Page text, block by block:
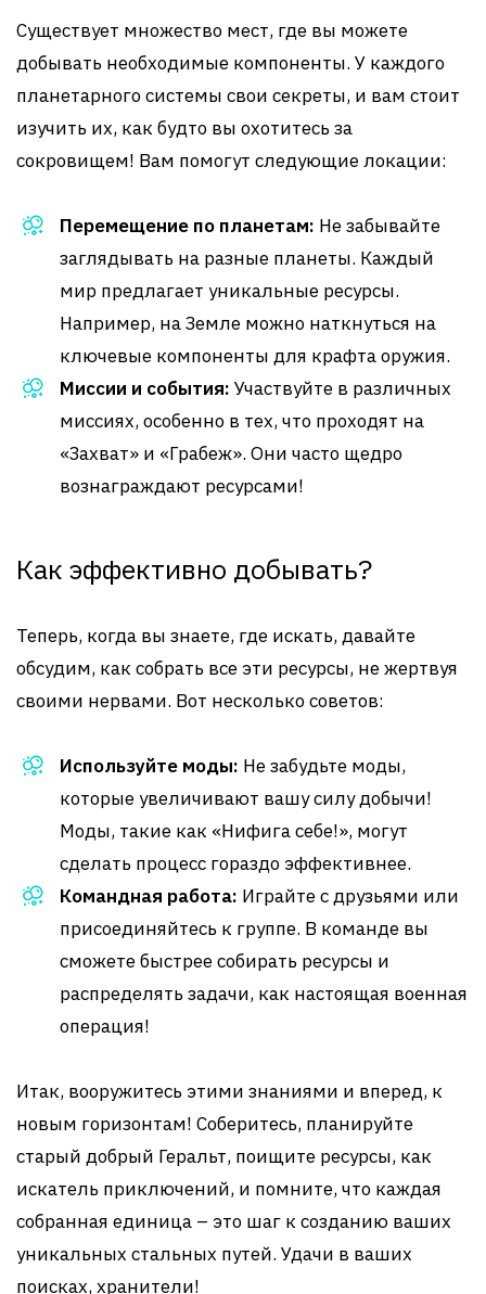
Существует множество мест, где вы можете
добывать необходимые компоненты. У каждого
планетарного системы свои секреты, и вам стоит
изучить их, как будто вы охотитесь за
сокровищем! Вам помогут следующие локации:
Перемещение по планетам: Не забывайте
заглядывать на разные планеты. Каждый
мир предлагает уникальные ресурсы.
Например, на Земле можно наткнуться на
ключевые компоненты для крафта оружия.
Миссии и события: Участвуйте в различных
миссиях, особенно в тех, что проходят на
«Захват» и «Грабеж». Они часто щедро
вознаграждают ресурсами!
Как эффективно добывать?
Теперь, когда вы знаете, где искать, давайте
обсудим, как собрать все эти ресурсы, не жертвуя
своими нервами. Вот несколько советов:
Используйте моды: Не забудьте моды,
которые увеличивают вашу силу добычи!
Моды, такие как «Нифига себе!», могут
сделать процесс гораздо эффективнее.
Командная работа: Играйте с друзьями или
присоединяйтесь к группе. В команде вы
сможете быстрее собирать ресурсы и
распределять задачи, как настоящая военная
операция!
Итак, вооружитесь этими знаниями и вперед, к
новым горизонтам! Соберитесь, планируйте
старый добрый Геральт, поищите ресурсы, как
искатель приключений, и помните, что каждая
собранная единица – это шаг к созданию ваших
уникальных стальных путей. Удачи в ваших
поисках, хранители!